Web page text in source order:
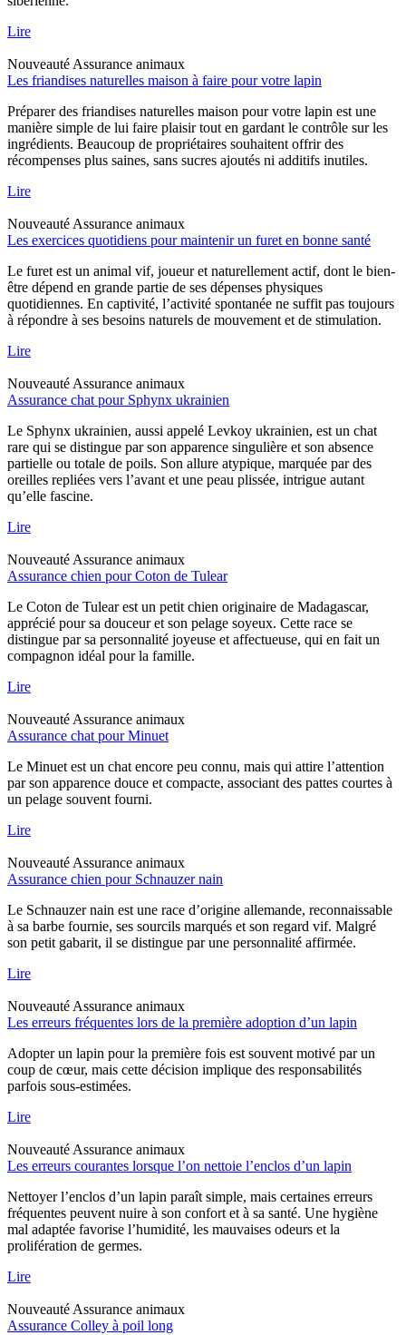
Lire
NouveautéAssurance animaux
Les friandises naturelles maison à faire pour votre lapin
Préparer des friandises naturelles maison pour votre lapin est une
manière simple de lui faire plaisir tout en gardant le contrôle sur les
ingrédients. Beaucoup de propriétaires souhaitent offrir des
récompenses plus saines, sans sucres ajoutés ni additifs inutiles.
Lire
NouveautéAssurance animaux
Les exercices quotidiens pour maintenir un furet en bonne santé
Le furet est un animal vif, joueur et naturellement actif, dont le bien-
être dépend en grande partie de ses dépenses physiques
quotidiennes. En captivité, l’activité spontanée ne suffit pas toujours
à répondre à ses besoins naturels de mouvement et de stimulation.
Lire
NouveautéAssurance animaux
Assurance chat pour Sphynx ukrainien
Le Sphynx ukrainien, aussi appelé Levkoy ukrainien, est un chat
rare qui se distingue par son apparence singulière et son absence
partielle ou totale de poils. Son allure atypique, marquée par des
oreilles repliées vers l’avant et une peau plissée, intrigue autant
qu’elle fascine.
Lire
NouveautéAssurance animaux
Assurance chien pour Coton de Tulear
Le Coton de Tulear est un petit chien originaire de Madagascar,
apprécié pour sa douceur et son pelage soyeux. Cette race se
distingue par sa personnalité joyeuse et affectueuse, qui en fait un
compagnon idéal pour la famille.
Lire
NouveautéAssurance animaux
Assurance chat pour Minuet
Le Minuet est un chat encore peu connu, mais qui attire l’attention
par son apparence douce et compacte, associant des pattes courtes à
un pelage souvent fourni.
Lire
NouveautéAssurance animaux
Assurance chien pour Schnauzer nain
Le Schnauzer nain est une race d’origine allemande, reconnaissable
à sa barbe fournie, ses sourcils marqués et son regard vif. Malgré
son petit gabarit, il se distingue par une personnalité affirmée.
Lire
NouveautéAssurance animaux
Les erreurs fréquentes lors de la première adoption d’un lapin
Adopter un lapin pour la première fois est souvent motivé par un
coup de cœur, mais cette décision implique des responsabilités
parfois sous-estimées.
Lire
NouveautéAssurance animaux
Les erreurs courantes lorsque l’on nettoie l’enclos d’un lapin
Nettoyer l’enclos d’un lapin paraît simple, mais certaines erreurs
fréquentes peuvent nuire à son confort et à sa santé. Une hygiène
mal adaptée favorise l’humidité, les mauvaises odeurs et la
prolifération de germes.
Lire
NouveautéAssurance animaux
Assurance Colley à poil long